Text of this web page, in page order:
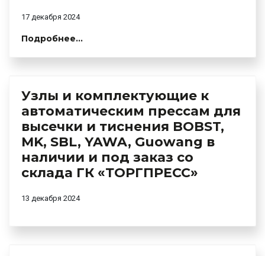
17 декабря 2024
Подробнее...
Узлы и комплектующие к
автоматическим прессам для
высечки и тиснения BOBST,
MK, SBL, YAWA, Guowang в
наличии и под заказ со
склада ГК «ТОРГПРЕСС»
13 декабря 2024